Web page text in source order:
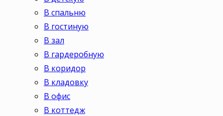
В спальню
В гостиную
В зал
В гардеробную
В коридор
В кладовку
В офис
В коттедж